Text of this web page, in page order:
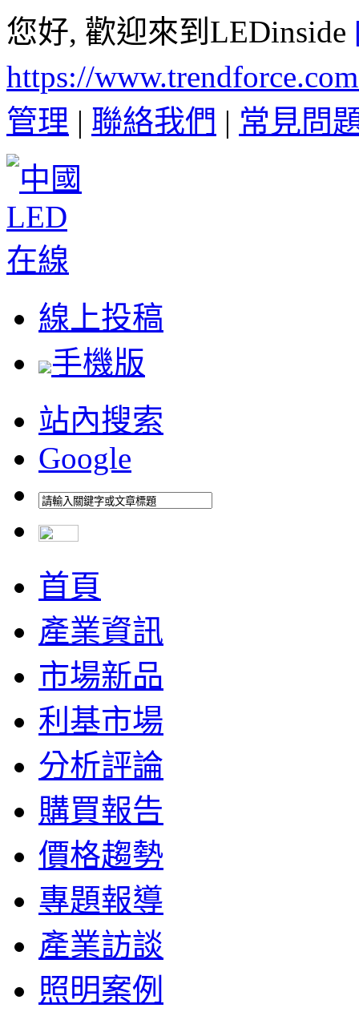
您好, 歡迎來到LEDinside
https://
管理 | 聯絡我們 | 常見問
線上投稿
手機版
站內搜索
Google
首頁
產業資訊
市場新品
利基市場
分析評論
購買報告
價格趨勢
專題報導
產業訪談
照明案例